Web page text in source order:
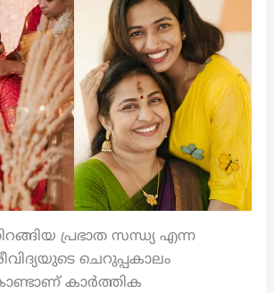
പ്രഭാത സന്ധ്യ എന്ന
ചെറുപ്പകാലം
കാർത്തിക